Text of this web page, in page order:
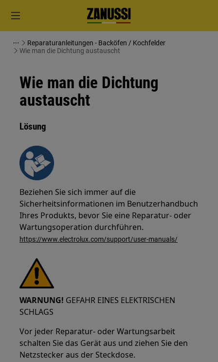
Reparaturanleitungen - Backöfen / Kochfelder
Wie man die Dichtung austauscht
Wie man die Dichtung
austauscht
Lösung
Beziehen Sie sich immer auf die
Sicherheitsinformationen im Benutzerhandbuch
Ihres Produkts, bevor Sie eine Reparatur- oder
Wartungsoperation durchführen.
https://www.electrolux.com/support/user-manuals/
WARNUNG! GEFAHR EINES ELEKTRISCHEN
SCHLAGS
Vor jeder Reparatur- oder Wartungsarbeit
schalten Sie das Gerät aus und ziehen Sie den
Netzstecker aus der Steckdose.